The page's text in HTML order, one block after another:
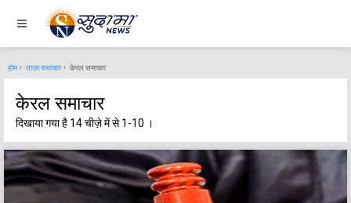
होम ताज़ा समाचार केरल समाचार
केरल समाचार
दिखाया गया है 14 चीज़े में से 1-10 ।